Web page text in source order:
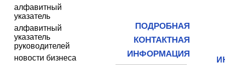
алфавитный
указатель
алфавитный
указатель
руководителей
новости бизнеса
ПОДРОБНАЯ
КОНТАКТНАЯ
ИНФОРМАЦИЯ